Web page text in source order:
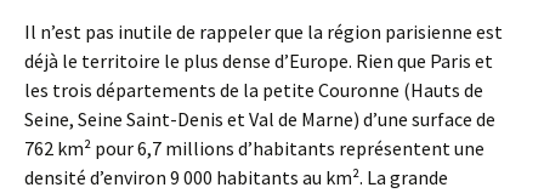
Il n’est pas inutile de rappeler que la région parisienne est
déjà le territoire le plus dense d’Europe. Rien que Paris et
les trois départements de la petite Couronne (Hauts de
Seine, Seine Saint-Denis et Val de Marne) d’une surface de
762 km² pour 6,7 millions d’habitants représentent une
densité d’environ 9 000 habitants au km². La grande